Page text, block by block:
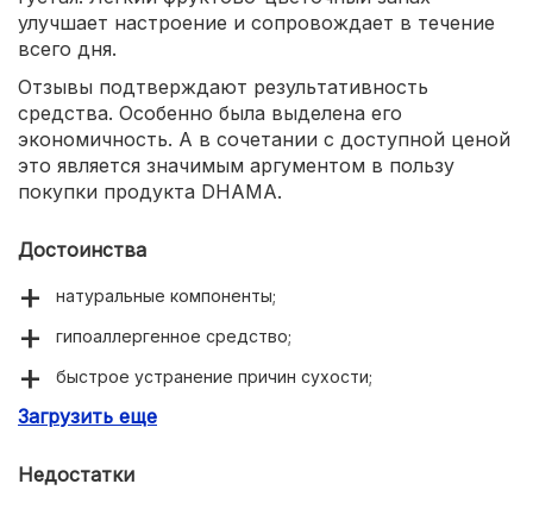
улучшает настроение и сопровождает в течение
всего дня.
Отзывы подтверждают результативность
средства. Особенно была выделена его
экономичность. А в сочетании с доступной ценой
это является значимым аргументом в пользу
покупки продукта DHAMA.
Достоинства
натуральные компоненты;
гипоаллергенное средство;
быстрое устранение причин сухости;
приемлемая стоимость;
Загрузить еще
Недостатки